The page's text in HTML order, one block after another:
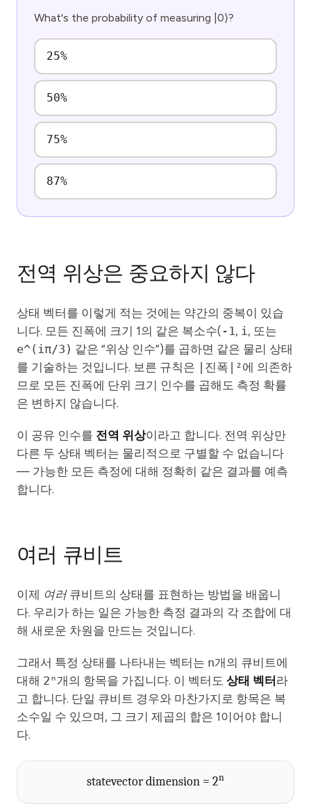
What's the probability of measuring |0⟩?
25%
50%
75%
87%
전역 위상은 중요하지 않다
상태 벡터를 이렇게 적는 것에는 약간의 중복이 있습
니다. 모든 진폭에 크기 1의 같은 복소수( -1 , i , 또는
e^(iπ/3) 같은 “위상 인수”)를 곱하면 같은 물리 상태
를 기술하는 것입니다. 보른 규칙은 |진폭|²에 의존하
므로 모든 진폭에 단위 크기 인수를 곱해도 측정 확률
은 변하지 않습니다.
이 공유 인수를 전역 위상이라고 합니다. 전역 위상만
다른 두 상태 벡터는 물리적으로 구별할 수 없습니다
— 가능한 모든 측정에 대해 정확히 같은 결과를 예측
합니다.
여러 큐비트
이제 여러큐비트의 상태를 표현하는 방법을 배웁니
다. 우리가 하는 일은 가능한 측정 결과의 각 조합에 대
해 새로운 차원을 만드는 것입니다.
그래서 특정 상태를 나타내는 벡터는 n개의 큐비트에
대해 2ⁿ개의 항목을 가집니다. 이 벡터도 상태 벡터라
고 합니다. 단일 큐비트 경우와 마찬가지로 항목은 복
소수일 수 있으며, 그 크기 제곱의 합은 1이어야 합니
다.
statevector dimension = 2n